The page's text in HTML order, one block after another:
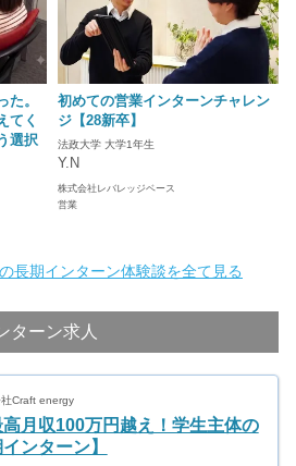
。
てく
選択
初めての営業インターンチャレン
ジ【28新卒】
法政大学 大学1年生
Y.N
株式会社レバレッジベース
営業
長期インターン体験談を全て見る
ターン求人
Craft energy
高月収100万円越え！学生主体の
ンターン】